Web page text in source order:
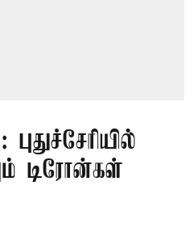
டிரோன்கள்